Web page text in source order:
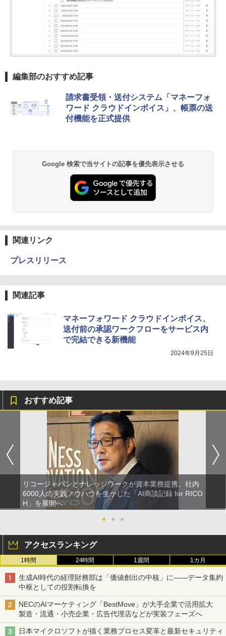
編集部のおすすめ記事
請求書受領・送付システム「マネーフォ
ワード クラウドインボイス」、帳票の送
付機能を正式提供
Google 検索で当サイトの記事を優先表示させる
関連リンク
プレスリリース
関連記事
マネーフォワード クラウドインボイス、
送付前の承認ワークフローをサービス内
で完結できる新機能
2024年9月25日
おすすめ記事
リコージャパンとナレッジワークが資本業務提携、社内
6000人の実践ノウハウを生かした「AI商談記録 for RICO
H」を展開へ
●
● ●
アクセスランキング
1時間 24時間 1週間 1カ月
生成AI時代の経理財務部は「価値創出の中核」に――データ集約
中枢としての役割転換を
NECのAIマーケティング「BestMove」が大手企業で活用拡大
製造・流通・小売企業・広告代理店などが実装フェーズへ
日本マイクロソフトが描く業務プロセス変革と最新セキュリティ